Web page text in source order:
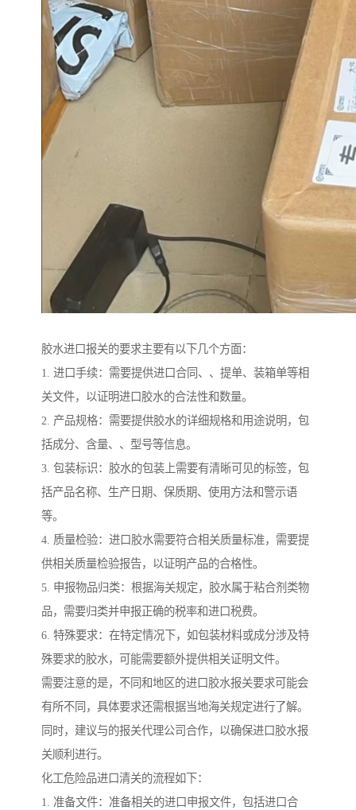
胶水进口报关的要求主要有以下几个方面：
1. 进口手续：需要提供进口合同、、提单、装箱单等相
关文件，以证明进口胶水的合法性和数量。
2. 产品规格：需要提供胶水的详细规格和用途说明，包
括成分、含量、、型号等信息。
3. 包装标识：胶水的包装上需要有清晰可见的标签，包
括产品名称、生产日期、保质期、使用方法和警示语
等。
4. 质量检验：进口胶水需要符合相关质量标准，需要提
供相关质量检验报告，以证明产品的合格性。
5. 申报物品归类：根据海关规定，胶水属于粘合剂类物
品，需要归类并申报正确的税率和进口税费。
6. 特殊要求：在特定情况下，如包装材料或成分涉及特
殊要求的胶水，可能需要额外提供相关证明文件。
需要注意的是，不同和地区的进口胶水报关要求可能会
有所不同，具体要求还需根据当地海关规定进行了解。
同时，建议与的报关代理公司合作，以确保进口胶水报
关顺利进行。
化工危险品进口清关的流程如下：
1. 准备文件：准备相关的进口申报文件，包括进口合